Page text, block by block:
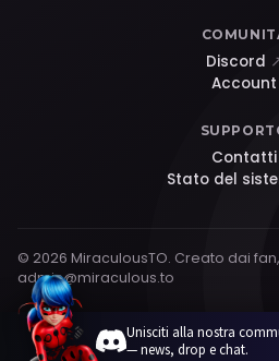
Unisciti alla nostra
— news, drop e chat.
Discord
Account
Contatti
Stato del
© 2026 MiraculousTO. Creato dai
admin@miraculous.to